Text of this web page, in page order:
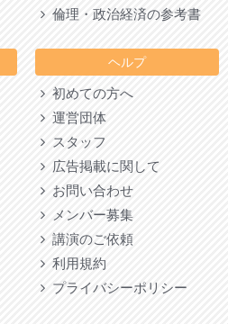
倫理・政治経済の参考書
ヘルプ
初めての方へ
運営団体
スタッフ
広告掲載に関して
お問い合わせ
メンバー募集
講演のご依頼
利用規約
プライバシーポリシー